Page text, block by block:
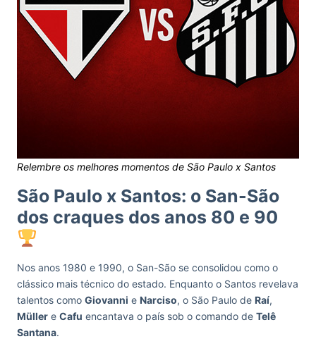
Relembre os melhores momentos de São Paulo x Santos
São Paulo x Santos: o San-São
dos craques dos anos 80 e 90
Nos anos 1980 e 1990, o San-São se consolidou como o
clássico mais técnico do estado. Enquanto o Santos revelava
talentos como Giovanni e Narciso, o São Paulo de Raí,
Müller e Cafu encantava o país sob o comando de Telê
Santana.